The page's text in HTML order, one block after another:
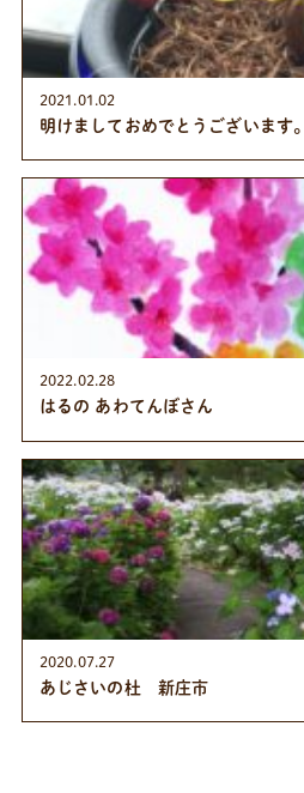
2021.01.02
明けましておめでとうございます。
2022.02.28
はるの あわてんぼさん
2020.07.27
あじさいの杜 新庄市